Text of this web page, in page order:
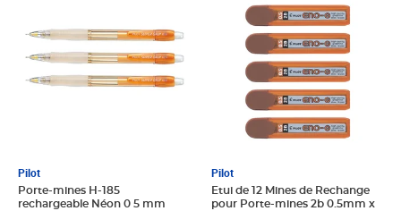
Pilot
Porte-mines H-185
rechargeable Néon 0 5 mm
Pilot
Etui de 12 Mines de Rechange
pour Porte-mines 2b 0.5mm x